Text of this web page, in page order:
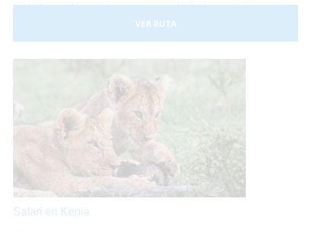
ciudades realmente hermosas. No lo dudes más y vete a
conocer las principales ciudades rusas, ¡dejamos el resto
para otra aventura!¡Sólo preocúpate por disfrutar al
VER RUTA
Safari en Kenia